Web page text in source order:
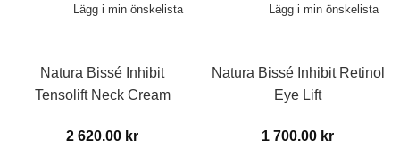
Lägg i min önskelista
Natura Bissé Inhibit
Tensolift Neck Cream
2 620.00 kr
Lägg i min önskelista
Natura Bissé Inhibit Retinol
Eye Lift
1 700.00 kr